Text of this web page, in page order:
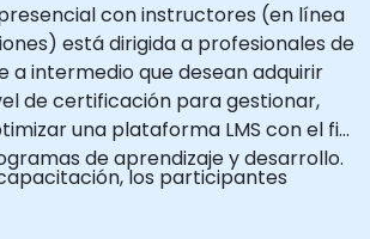
con instructores (en línea
está dirigida a profesionales de
a intermedio que desean adquirir
de certificación para gestionar,
una plataforma LMS con el fin
de aprendizaje y desarrollo.
los participantes